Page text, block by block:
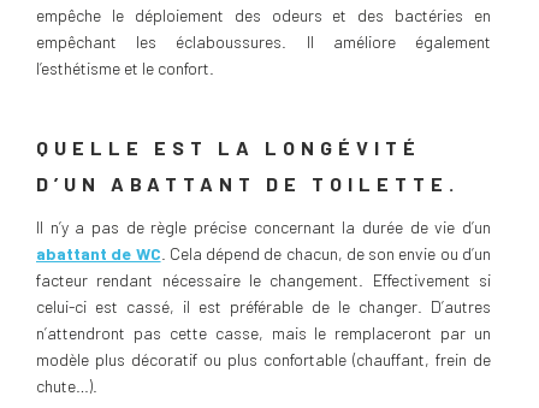
empêche le déploiement des odeurs et des bactéries en
empêchant les éclaboussures. Il améliore également
l’esthétisme et le confort.
QUELLE EST LA LONGÉVITÉ
D’UN ABATTANT DE TOILETTE.
Il n’y a pas de règle précise concernant la durée de vie d’un
abattant de WC . Cela dépend de chacun, de son envie ou d’un
facteur rendant nécessaire le changement. Effectivement si
celui-ci est cassé, il est préférable de le changer. D’autres
n’attendront pas cette casse, mais le remplaceront par un
modèle plus décoratif ou plus confortable (chauffant, frein de
chute…).